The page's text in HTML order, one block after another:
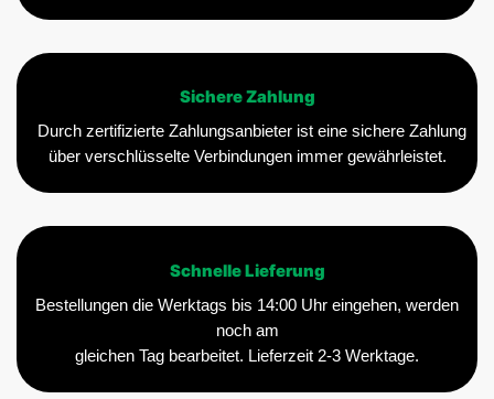
Sichere Zahlung
Durch zertifizierte Zahlungsanbieter ist eine sichere Zahlung
über verschlüsselte Verbindungen immer gewährleistet.
Schnelle Lieferung
Bestellungen die Werktags bis 14:00 Uhr eingehen, werden
noch am
gleichen Tag bearbeitet. Lieferzeit 2-3 Werktage.